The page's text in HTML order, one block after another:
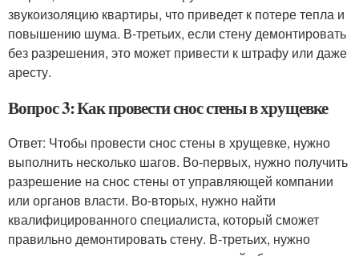
звукоизоляцию квартиры, что приведет к потере тепла и
повышению шума. В-третьих, если стену демонтировать
без разрешения, это может привести к штрафу или даже
аресту.
Вопрос 3: Как провести снос стены в хрущевке
Ответ: Чтобы провести снос стены в хрущевке, нужно
выполнить несколько шагов. Во-первых, нужно получить
разрешение на снос стены от управляющей компании
или органов власти. Во-вторых, нужно найти
квалифицированного специалиста, который сможет
правильно демонтировать стену. В-третьих, нужно